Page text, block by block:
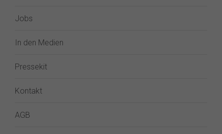
Jobs
In den Medien
Pressekit
Kontakt
AGB